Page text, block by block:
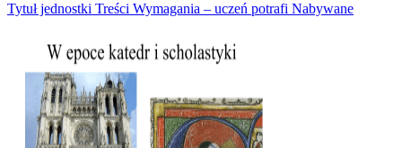
Tytuł jednostki Treści Wymagania – uczeń potrafi Nabywane